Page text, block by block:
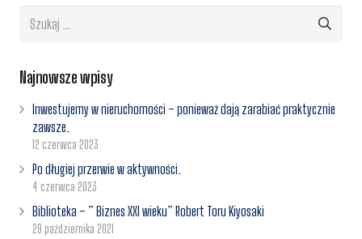
Szukaj:
Najnowsze wpisy
Inwestujemy w nieruchomości – ponieważ dają zarabiać praktycznie
zawsze.
12 czerwca 2023
Po długiej przerwie w aktywności.
4 czerwca 2023
Biblioteka – ” Biznes XXI wieku” Robert Toru Kiyosaki
29 października 2021